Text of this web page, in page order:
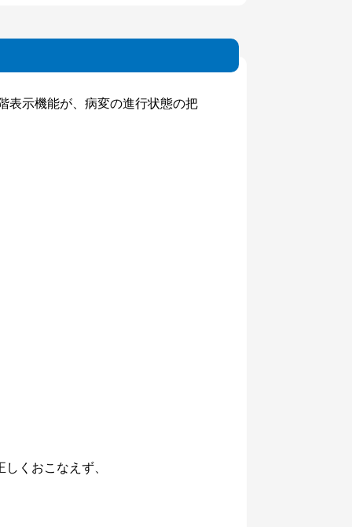
表示機能が、病変の進行状態の把
くおこなえず、